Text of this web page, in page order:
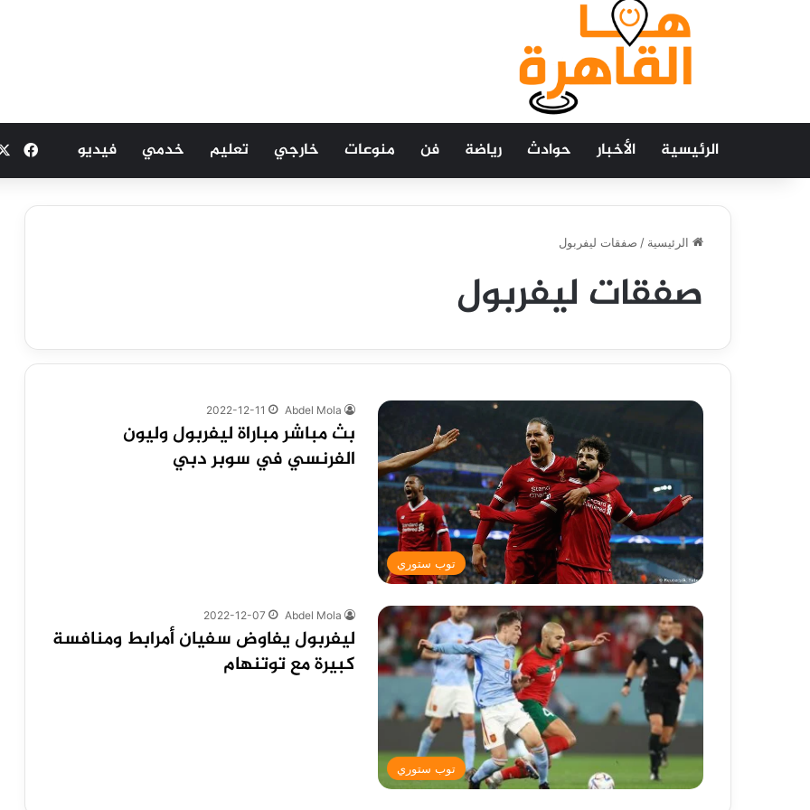
الرئيسية الأخبار حوادث رياضة فن منوعات خارجي تعليم خدمي فيديو
الرئيسية / صفقات ليفربول
صفقات ليفربول
توب ستوري
Abdel Mola
2022-12-11
بث مباشر مباراة ليفربول وليون
الفرنسي في سوبر دبي
توب ستوري
Abdel Mola
2022-12-07
ليفربول يفاوض سفيان أمرابط ومنافسة
كبيرة مع توتنهام